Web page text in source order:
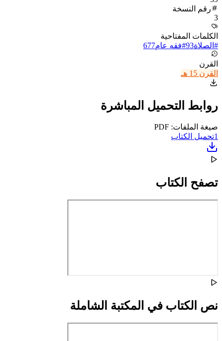
رقم النسخة
3
الكلمات المفتاحية
# الصلاة93
#فقه عام677
القرن
القرن 15 هـ
روابط التحميل المباشرة
صيغة الملفات: PDF
1تحميل الكتاب
تصفح الكتاب
نص الكتاب في المكتبة الشاملة